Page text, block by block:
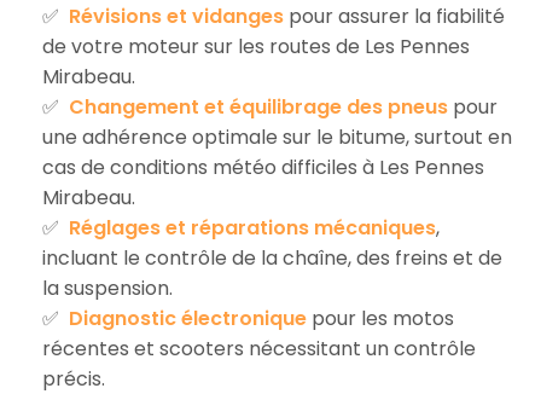
Révisions et vidanges pour assurer la fiabilité
de votre moteur sur les routes de Les Pennes
Mirabeau.
Changement et équilibrage des pneus pour
une adhérence optimale sur le bitume, surtout en
cas de conditions météo difficiles à Les Pennes
Mirabeau.
Réglages et réparations mécaniques,
incluant le contrôle de la chaîne, des freins et de
la suspension.
Diagnostic électronique pour les motos
récentes et scooters nécessitant un contrôle
précis.